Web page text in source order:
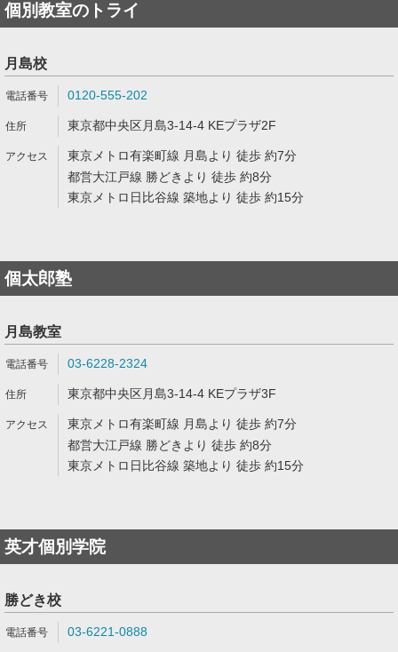
個別教室のトライ
月島校
0120-555-202
東京都中央区月島3-14-4 KEプラザ2F
東京メトロ有楽町線 月島より 徒歩 約7分
都営大江戸線 勝どきより 徒歩 約8分
東京メトロ日比谷線 築地より 徒歩 約15分
個太郎塾
月島教室
03-6228-2324
東京都中央区月島3-14-4 KEプラザ3F
東京メトロ有楽町線 月島より 徒歩 約7分
都営大江戸線 勝どきより 徒歩 約8分
東京メトロ日比谷線 築地より 徒歩 約15分
英才個別学院
勝どき校
03-6221-0888